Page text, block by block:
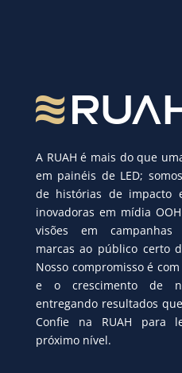
A RUAH é mais do que
em painéis de LED;
de histórias de impacto
inovadoras em mídia
visões em campanhas
marcas ao público certo
Nosso compromisso é
e o crescimento de
entregando resultados
Confie na RUAH para
próximo nível.